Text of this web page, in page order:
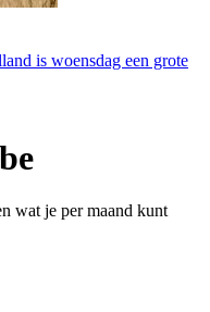
is woensdag een grote
wat je per maand kunt